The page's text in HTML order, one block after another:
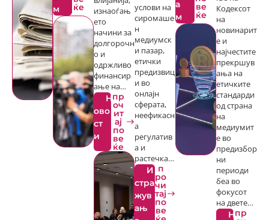
м
ќе
изнаоѓањ
ето
начини за
долгорочн
о и
одржливо
финансир
ање на…
Н
ово
ст
и
пр
оч
ит
ај
по
ве
ќе
услови на
сиромаше
н
медиумск
и пазар,
етички
предизвиц
и во
онлајн
сферата,
неефикасн
а
регулатив
а и
растечка…
И
стра
жув
ањ
п
ро
чи
тај
по
ве
а
м
ве
ќе
Кодексот
на
новинарит
е и
најчестите
прекршув
ања на
етичките
стандарди
од страна
на
медиумит
е во
предизбор
ни
периоди
беа во
фокусот
на двете…
Нпр